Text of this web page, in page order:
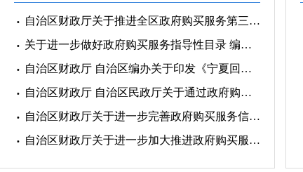
自治区财政厅关于推进全区政府购买服务第三方绩效评价工作的通知
关于进一步做好政府购买服务指导性目录 编制管理工作的通知
自治区财政厅 自治区编办关于印发《宁夏回族自治区事业单位政府购买服务改革工作实施方案》的通知
自治区财政厅 自治区民政厅关于通过政府购买服务支持社会组织培育发展的指导意见
自治区财政厅关于进一步完善政府购买服务信息报送机制的通知
自治区财政厅关于进一步加大推进政府购买服务工作力度的通知